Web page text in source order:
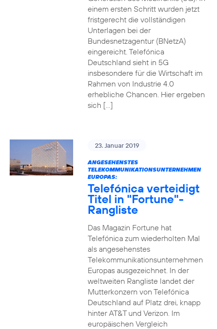
einem ersten Schritt wurden jetzt
fristgerecht die vollständigen
Unterlagen bei der
Bundesnetzagentur (BNetzA)
eingereicht. Telefónica
Deutschland sieht in 5G
insbesondere für die Wirtschaft im
Rahmen von Industrie 4.0
erhebliche Chancen. Hier ergeben
sich […]
23. Januar 2019
ANGESEHENSTES
TELEKOMMUNIKATIONSUNTERNEHMEN
EUROPAS:
Telefónica verteidigt
Titel in "Fortune"-
Rangliste
Das Magazin Fortune hat
Telefónica zum wiederholten Mal
als angesehenstes
Telekommunikationsunternehmen
Europas ausgezeichnet. In der
weltweiten Rangliste landet der
Mutterkonzern von Telefónica
Deutschland auf Platz drei, knapp
hinter AT&T und Verizon. Im
europäischen Vergleich